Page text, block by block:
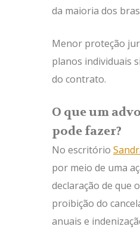
da maioria dos
Menor proteção
planos individuais
do contrato.
O que um
pode fazer?
No escritório
por meio de uma
declaração de que
proibição do
anuais e